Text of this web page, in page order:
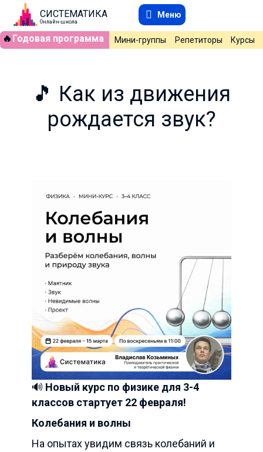
СИСТЕМАТИКА
Онлайн-школа
Меню
🔥 Годовая программа Мини-группы Репетиторы Курсы
🎵 Как из движения
рождается звук?
🔊 Новый курс по физике для 3-4
классов стартует 22 февраля!
Колебания и волны
На опытах увидим связь колебаний и